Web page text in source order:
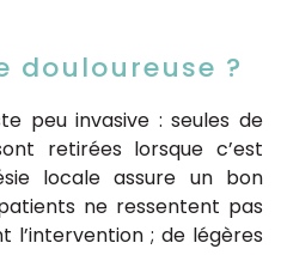
douloureuse ?
peu invasive : seules de
retirées lorsque c’est
locale assure un bon
ne ressentent pas
l’intervention ; de légères